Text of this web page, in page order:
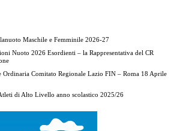
Maschile e Femminile 2026-27
Nuoto 2026 Esordienti – la Rappresentativa del CR
Ordinaria Comitato Regionale Lazio FIN – Roma 18 Aprile
di Alto Livello anno scolastico 2025/26